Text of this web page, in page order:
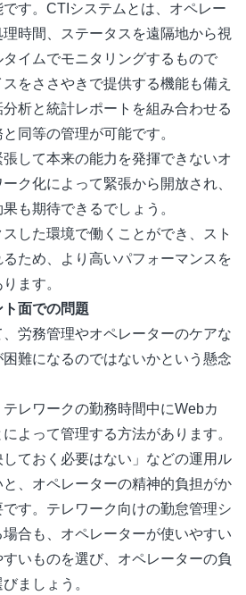
す。CTIシステムとは、オペレー
時間、ステータスを遠隔地から視
イムでモニタリングするもので
をささやきで提供する機能も備え
析と統計レポートを組み合わせる
同等の管理が可能です。
して本来の能力を発揮できないオ
ク化によって緊張から開放され、
も期待できるでしょう。
した環境で働くことができ、スト
ため、より高いパフォーマンスを
ます。
面での問題
労務管理やオペレーターのケアな
難になるのではないかという懸念
レワークの勤務時間中にWebカ
よって管理する方法があります。
ておく必要はない」などの運用ル
、オペレーターの精神的負担がか
す。テレワーク向けの勤怠管理シ
合も、オペレーターが使いやすい
いものを選び、オペレーターの負
ましょう。